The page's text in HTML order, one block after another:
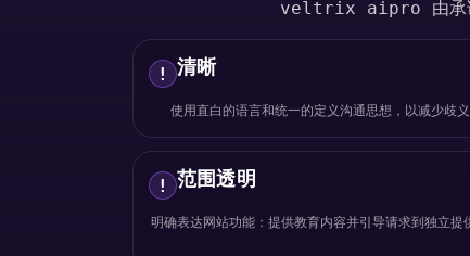
veltrix aipro 由承诺清
! 清晰
使用直白的语言和统一的定义沟通思想，以减少歧义
! 范围透明
明确表达网站功能：提供教育内容并引导请求到独立提